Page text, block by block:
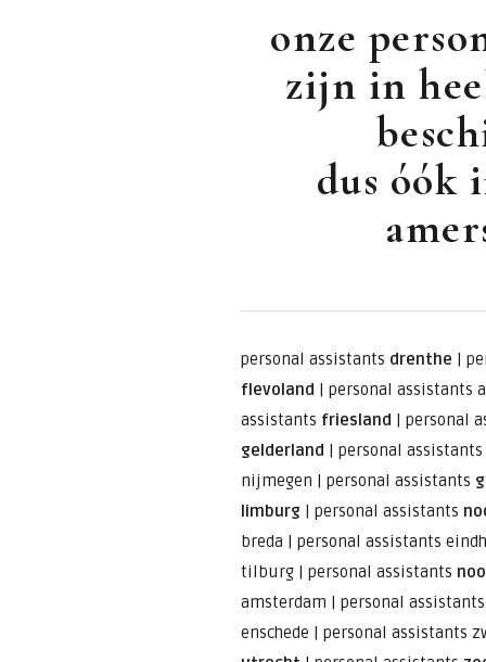
onze
zijn in
dus óók
personal assistants drenthe |
flevoland | personal assistants
assistants friesland | personal
gelderland | personal
nijmegen | personal assistants
limburg | personal assistants
breda | personal assistants
tilburg| personal assistants
amsterdam | personal
enschede | personal assistants